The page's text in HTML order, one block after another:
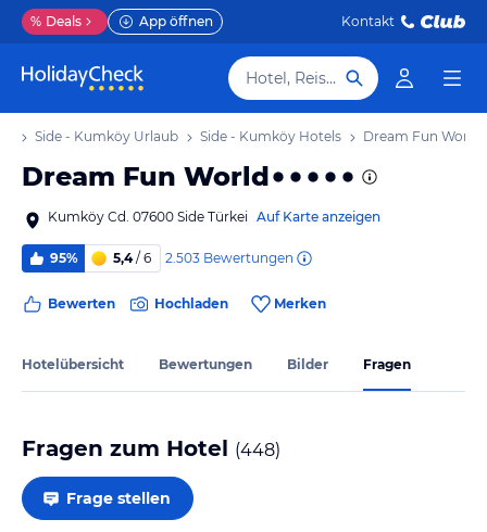
% Deals App öffnen Kontakt
Hotel, Reiseziel
Side - Kumköy Urlaub Side - Kumköy Hotels Dream Fun World
Dream Fun World
Kumköy Cd. 07600 Side Türkei Auf Karte anzeigen
95% 5,4/ 6 2.503 Bewertungen
Bewerten Hochladen Merken
Hotelübersicht Bewertungen Bilder Fragen
Fragen zum Hotel (448)
Frage stellen